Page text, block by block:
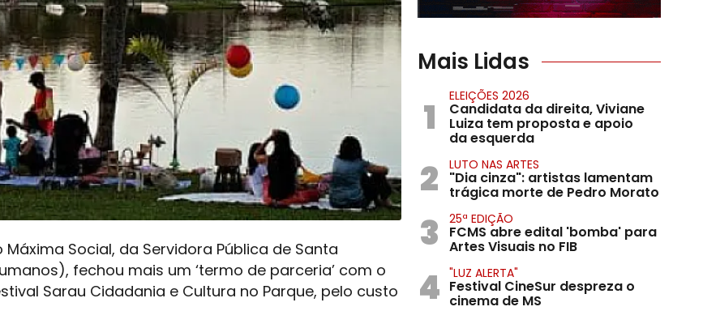
Social, da Servidora Pública de Santa
fechou mais um ‘termo de parceria’ com o
Sarau Cidadania e Cultura no Parque, pelo custo
Mais Lidas
1 ELEIÇÕES 2026
Candidata da direita, Viviane
Luiza tem proposta e apoio
da esquerda
2 LUTO NAS ARTES
"Dia cinza": artistas lamentam
trágica morte de Pedro Morato
3 25ª EDIÇÃO
FCMS abre edital 'bomba' para
Artes Visuais no FIB
4 "LUZ ALERTA"
Festival CineSur despreza o
cinema de MS